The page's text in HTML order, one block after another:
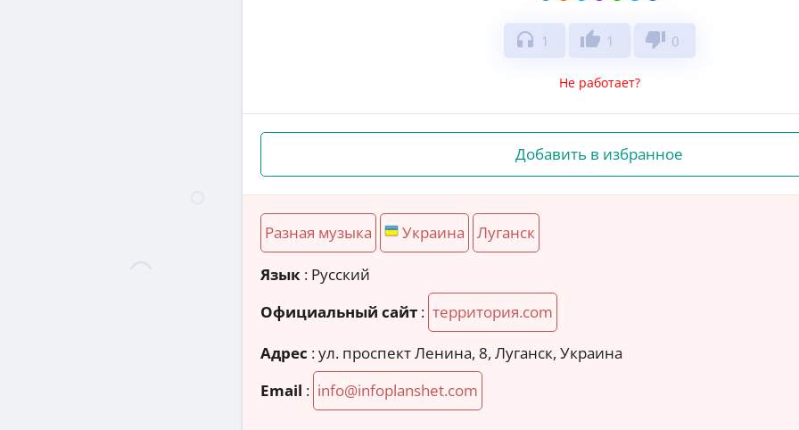
headphones 1 thumb_up 1 thumb_down 0
Не работает?
Добавить в избранное
Разная музыка Украина Луганск
Язык : Русский
Официальный сайт : территория.com
Адрес :ул. проспект Ленина, 8, Луганск, Украина
Email : info@infoplanshet.com